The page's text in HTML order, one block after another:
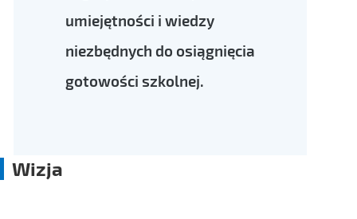
umiejętności i wiedzy
niezbędnych do osiągnięcia
gotowości szkolnej.
Wizja